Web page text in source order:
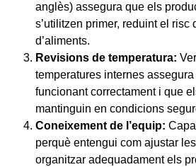
anglès) assegura que els
s’utilitzen primer, reduint el risc
d’aliments.
Revisions de temperatura:
temperatures internes
funcionant correctament i que
mantinguin en condicions
Coneixement de l’equip:
perquè entengui com ajustar
organitzar adequadament els